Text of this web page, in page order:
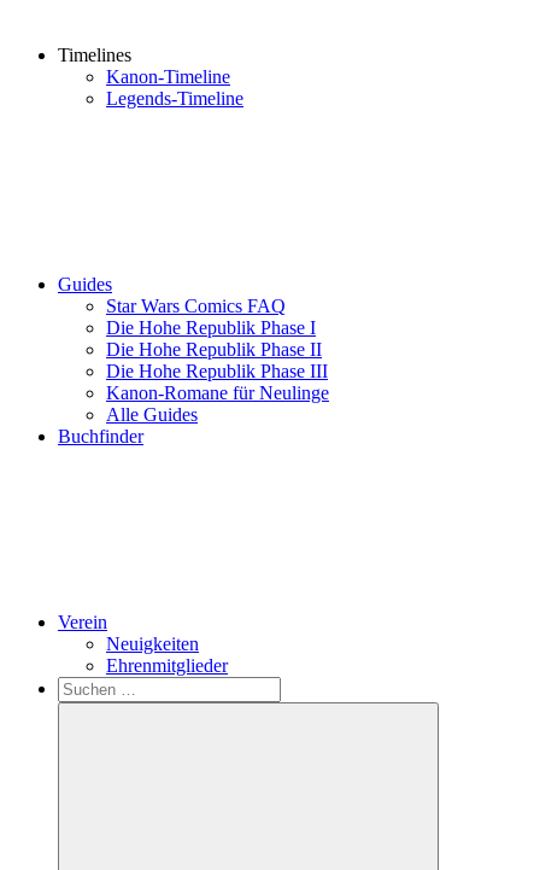
Timelines
Kanon-Timeline
Legends-Timeline
Guides
Star Wars Comics FAQ
Die Hohe Republik Phase I
Die Hohe Republik Phase II
Die Hohe Republik Phase III
Kanon-Romane für Neulinge
Alle Guides
Buchfinder
Verein
Neuigkeiten
Ehrenmitglieder
Search
Suchen
nach: